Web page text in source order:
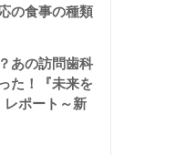
の食事の種類
あの訪問歯科
た！『未来を
ポート～新